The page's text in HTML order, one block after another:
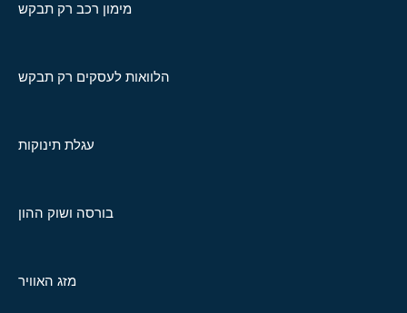
מימון רכב רק תבקש
הלוואות לעסקים רק תבקש
עגלת תינוקות
בורסה ושוק ההון
מזג האוויר